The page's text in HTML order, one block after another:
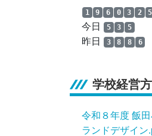
1 9 6 0 3 2 5
今日 5 3 5
昨日 3 8 8 6
学校経営
令和８年度 飯
ランドデザイン